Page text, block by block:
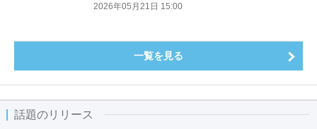
2026年05月21日 15:00
一覧を見る
話題のリリース